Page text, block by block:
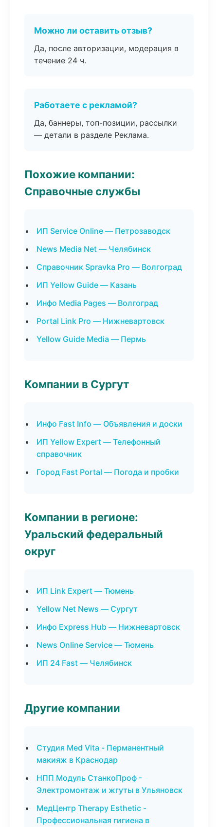
Можно ли оставить отзыв?
Да, после авторизации, модерация в
течение 24 ч.
Работаете с рекламой?
Да, баннеры, топ-позиции, рассылки
— детали в разделе Реклама.
Похожие компании:
Справочные службы
ИП Service Online — Петрозаводск
News Media Net — Челябинск
Справочник Spravka Pro — Волгоград
ИП Yellow Guide — Казань
Инфо Media Pages — Волгоград
Portal Link Pro — Нижневартовск
Yellow Guide Media — Пермь
Компании в Сургут
Инфо Fast Info — Объявления и доски
ИП Yellow Expert — Телефонный
справочник
Город Fast Portal — Погода и пробки
Компании в регионе:
Уральский федеральный
округ
ИП Link Expert — Тюмень
Yellow Net News — Сургут
Инфо Express Hub — Нижневартовск
News Online Service — Тюмень
ИП 24 Fast — Челябинск
Другие компании
Студия Med Vita - Перманентный
макияж в Краснодар
НПП Модуль СтанкоПроф -
Электромонтаж и жгуты в Ульяновск
МедЦентр Therapy Esthetic -
Профессиональная гигиена в